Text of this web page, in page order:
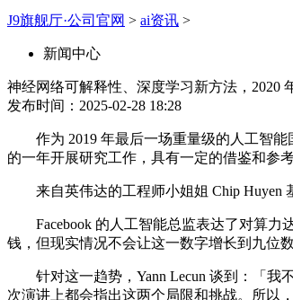
J9旗舰厅·公司官网 > ai资讯 >
新闻中心
神经网络可解释性、深度学习新方法，2020
发布时间：2025-02-28 18:28
作为 2019 年最后一场重量级的人工智能
的一年开展研究工作，具有一定的借鉴和参考
来自英伟达的工程师小姐姐 Chip Huyen
Facebook 的人工智能总监表达了对算力
钱，但现实情况不会让这一数字增长到九位
针对这一趋势，Yann Lecun 谈到：「我
次演讲上都会指出这两个局限和挑战。所以